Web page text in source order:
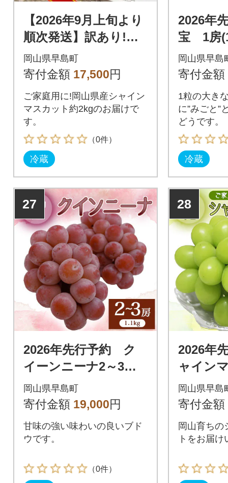
【2026年9月上旬より
順次発送】訳あり!岡
山県シャインマスカ
ット約2kg!【人気の岡
岡山県早島町
寄付金額 17,500円
ご家庭用に!岡山県産シャイン
マスカット約2kgのお届けで
す。
（0件）
冷蔵
2026年
宝 1房
岡山県早島
寄付金額
1粒の大き
に”みごと”
どうです。
冷蔵
27
2026年先行予約 ク
イーンニーナ2～3
房 【1.1キロ】
岡山県早島町
寄付金額 19,000円
甘味の強い味わいの良いブド
ウです。
（0件）
28
2026年
ャイン
【ご家
岡山県早島
寄付金額
岡山育ちの
トをお届